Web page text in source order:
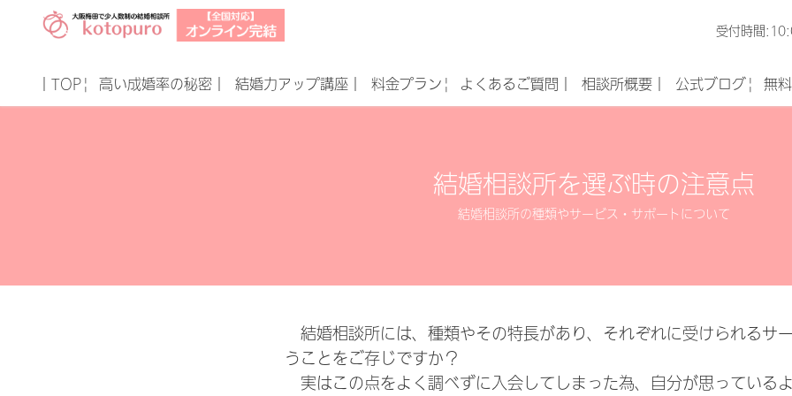
受付時間
｜TOP| 高い成婚率の秘密｜ 結婚力アップ講座｜ 料金プラン| よくあるご質問｜ 相談所概要｜ 公式ブログ| 無
結婚相談所を選ぶ時の注意点
結婚相談所の種類やサービス・サポートについて
結婚相談所には、種類やその特長があり、それぞれに受けられるサ
うことをご存じですか？
実はこの点をよく調べずに入会してしまった為、自分が思っている